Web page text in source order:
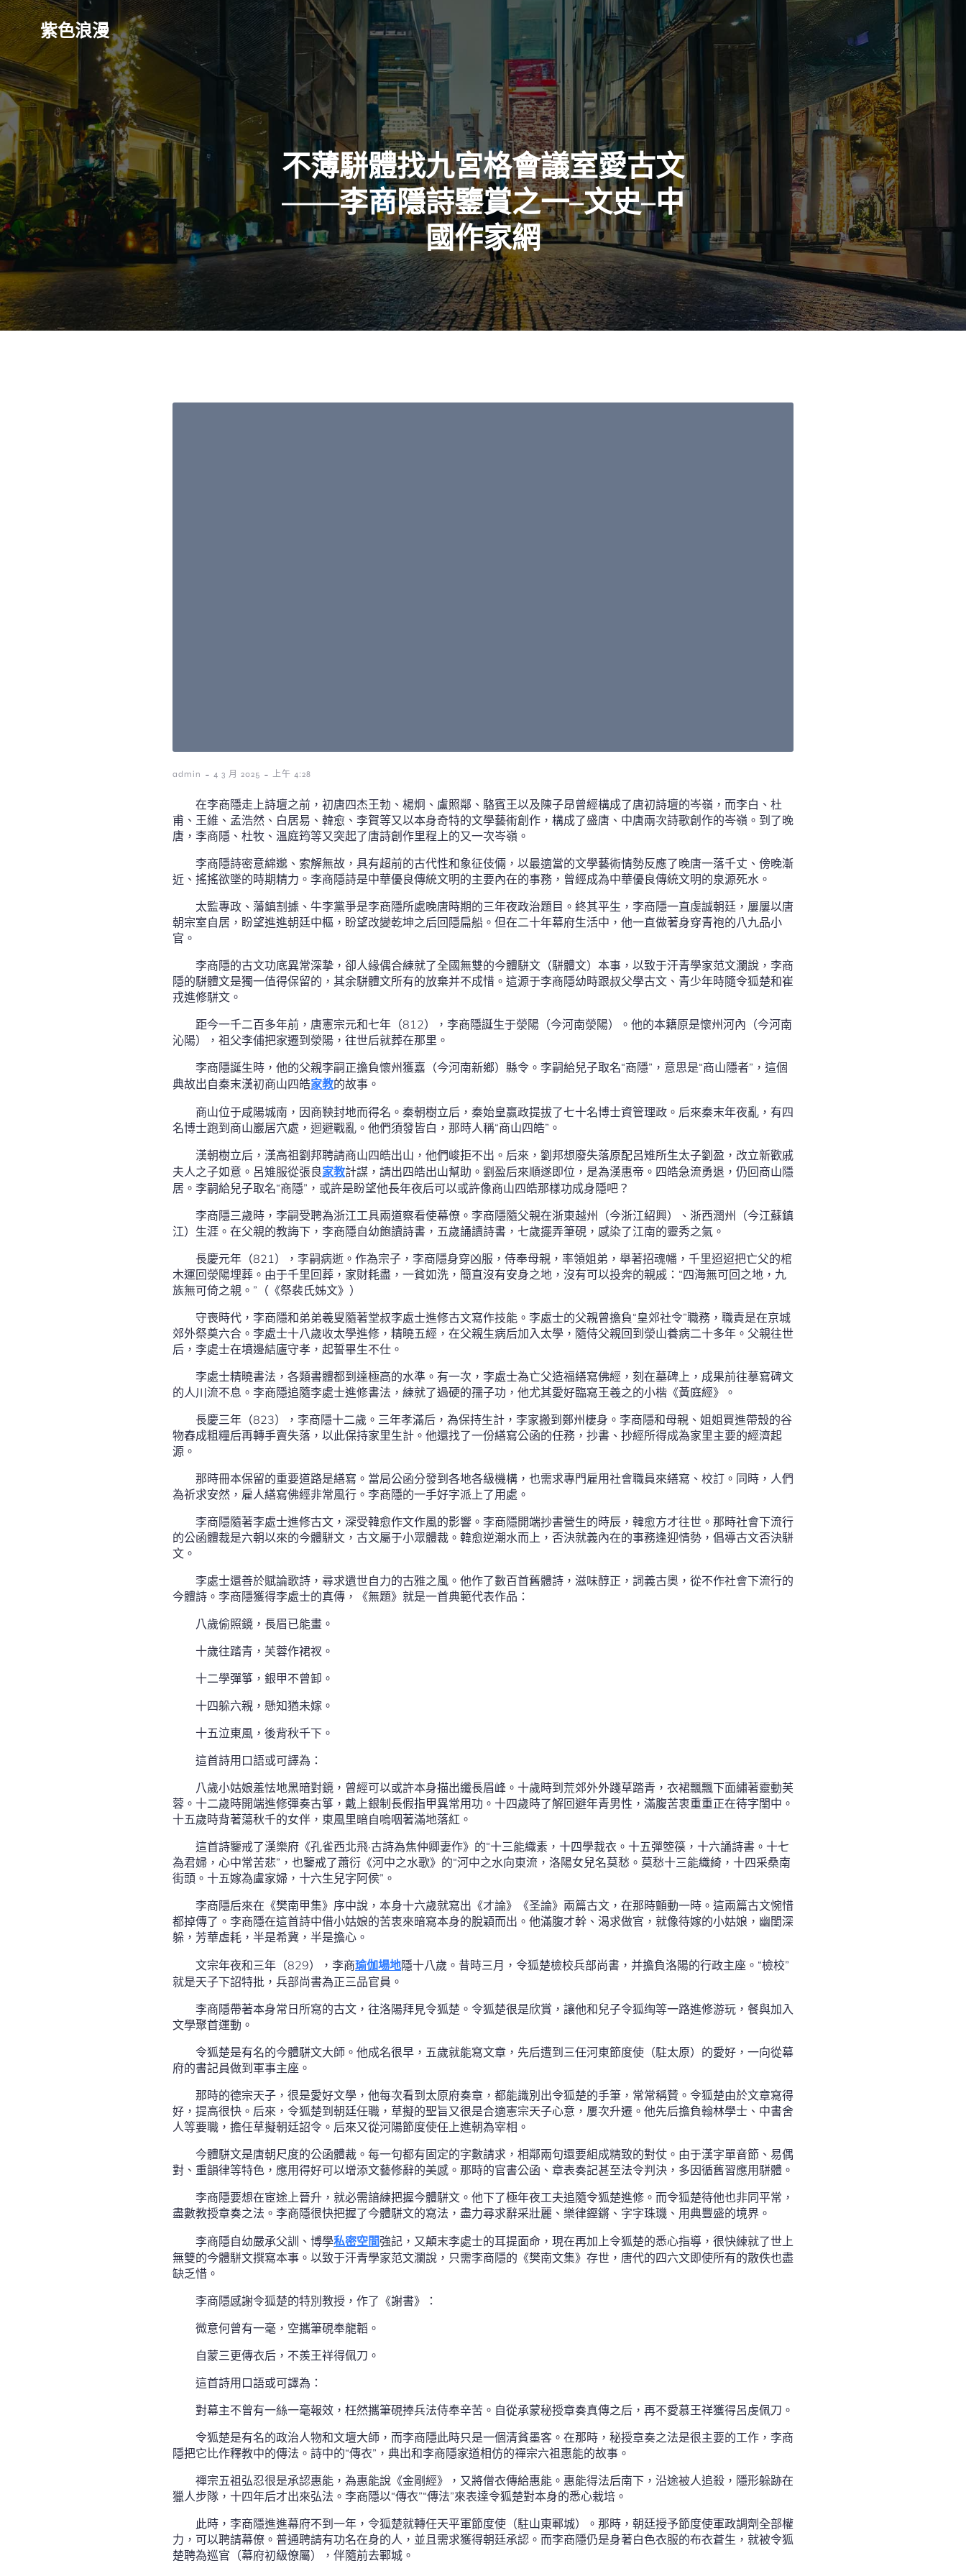
Skip
to
content
紫色浪漫
不薄駢體找九宮格會議室愛古文
——李商隱詩鑒賞之一–文史–中
國作家網
admin - 4 3 月 2025 - 上午 4:28
在李商隱走上詩壇之前，初唐四杰王勃、楊炯、盧照鄰、駱賓王以及陳子昂曾經構成了唐初詩壇的岑嶺，而李白、杜
甫、王維、孟浩然、白居易、韓愈、李賀等又以本身奇特的文學藝術創作，構成了盛唐、中唐兩次詩歌創作的岑嶺。到了晚
唐，李商隱、杜牧、溫庭筠等又突起了唐詩創作里程上的又一次岑嶺。
李商隱詩密意綿邈、索解無故，具有超前的古代性和象征伎倆，以最適當的文學藝術情勢反應了晚唐一落千丈、傍晚漸
近、搖搖欲墜的時期精力。李商隱詩是中華優良傳統文明的主要內在的事務，曾經成為中華優良傳統文明的泉源死水。
太監專政、藩鎮割據、牛李黨爭是李商隱所處晚唐時期的三年夜政治題目。終其平生，李商隱一直虔誠朝廷，屢屢以唐
朝宗室自居，盼望進進朝廷中樞，盼望改變乾坤之后回隱扁船。但在二十年幕府生活中，他一直做著身穿青袍的八九品小
官。
李商隱的古文功底異常深摯，卻人緣偶合練就了全國無雙的今體駢文（駢體文）本事，以致于汗青學家范文瀾說，李商
隱的駢體文是獨一值得保留的，其余駢體文所有的放棄并不成惜。這源于李商隱幼時跟叔父學古文、青少年時隨令狐楚和崔
戎進修駢文。
距今一千二百多年前，唐憲宗元和七年（812），李商隱誕生于滎陽（今河南滎陽）。他的本籍原是懷州河內（今河南
沁陽），祖父李俌把家遷到滎陽，往世后就葬在那里。
李商隱誕生時，他的父親李嗣正擔負懷州獲嘉（今河南新鄉）縣令。李嗣給兒子取名“商隱”，意思是“商山隱者”，這個
典故出自秦末漢初商山四皓家教的故事。
商山位于咸陽城南，因商鞅封地而得名。秦朝樹立后，秦始皇嬴政提拔了七十名博士資管理政。后來秦末年夜亂，有四
名博士跑到商山巖居穴處，迴避戰亂。他們須發皆白，那時人稱“商山四皓”。
漢朝樹立后，漢高祖劉邦聘請商山四皓出山，他們峻拒不出。后來，劉邦想廢失落原配呂雉所生太子劉盈，改立新歡戚
夫人之子如意。呂雉服從張良家教計謀，請出四皓出山幫助。劉盈后來順遂即位，是為漢惠帝。四皓急流勇退，仍回商山隱
居。李嗣給兒子取名“商隱”，或許是盼望他長年夜后可以或許像商山四皓那樣功成身隱吧？
李商隱三歲時，李嗣受聘為浙江工具兩道察看使幕僚。李商隱隨父親在浙東越州（今浙江紹興）、浙西潤州（今江蘇鎮
江）生涯。在父親的教誨下，李商隱自幼飽讀詩書，五歲誦讀詩書，七歲擺弄筆硯，感染了江南的靈秀之氣。
長慶元年（821），李嗣病逝。作為宗子，李商隱身穿凶服，侍奉母親，率領姐弟，舉著招魂幡，千里迢迢把亡父的棺
木運回滎陽埋葬。由于千里回葬，家財耗盡，一貧如洗，簡直沒有安身之地，沒有可以投奔的親戚：“四海無可回之地，九
族無可倚之親。”（《祭裴氏姊文》）
守喪時代，李商隱和弟弟羲叟隨著堂叔李處士進修古文寫作技能。李處士的父親曾擔負“皇郊社令”職務，職責是在京城
郊外祭奠六合。李處士十八歲收太學進修，精曉五經，在父親生病后加入太學，隨侍父親回到滎山養病二十多年。父親往世
后，李處士在墳邊結廬守孝，起誓畢生不仕。
李處士精曉書法，各類書體都到達極高的水準。有一次，李處士為亡父造福繕寫佛經，刻在墓碑上，成果前往摹寫碑文
的人川流不息。李商隱追隨李處士進修書法，練就了過硬的孺子功，他尤其愛好臨寫王羲之的小楷《黃庭經》。
長慶三年（823），李商隱十二歲。三年孝滿后，為保持生計，李家搬到鄭州棲身。李商隱和母親、姐姐買進帶殼的谷
物舂成粗糧后再轉手賣失落，以此保持家里生計。他還找了一份繕寫公函的任務，抄書、抄經所得成為家里主要的經濟起
源。
那時冊本保留的重要道路是繕寫。當局公函分發到各地各級機構，也需求專門雇用社會職員來繕寫、校訂。同時，人們
為祈求安然，雇人繕寫佛經非常風行。李商隱的一手好字派上了用處。
李商隱隨著李處士進修古文，深受韓愈作文作風的影響。李商隱開端抄書營生的時辰，韓愈方才往世。那時社會下流行
的公函體裁是六朝以來的今體駢文，古文屬于小眾體裁。韓愈逆潮水而上，否決就義內在的事務逢迎情勢，倡導古文否決駢
文。
李處士還善於賦論歌詩，尋求遺世自力的古雅之風。他作了數百首舊體詩，滋味醇正，詞義古奧，從不作社會下流行的
今體詩。李商隱獲得李處士的真傳，《無題》就是一首典範代表作品：
八歲偷照鏡，長眉已能畫。
十歲往踏青，芙蓉作裙衩。
十二學彈箏，銀甲不曾卸。
十四躲六親，懸知猶未嫁。
十五泣東風，後背秋千下。
這首詩用口語或可譯為：
八歲小姑娘羞怯地黑暗對鏡，曾經可以或許本身描出纖長眉峰。十歲時到荒郊外外踐草踏青，衣裙飄飄下面繡著靈動芙
蓉。十二歲時開端進修彈奏古箏，戴上銀制長假指甲異常用功。十四歲時了解回避年青男性，滿腹苦衷重重正在待字閨中。
十五歲時背著蕩秋千的女伴，東風里暗自嗚咽著滿地落紅。
這首詩鑒戒了漢樂府《孔雀西北飛·古詩為焦仲卿妻作》的“十三能織素，十四學裁衣。十五彈箜篌，十六誦詩書。十七
為君婦，心中常苦悲”，也鑒戒了蕭衍《河中之水歌》的“河中之水向東流，洛陽女兒名莫愁。莫愁十三能織綺，十四采桑南
街頭。十五嫁為盧家婦，十六生兒字阿侯”。
李商隱后來在《樊南甲集》序中說，本身十六歲就寫出《才論》《圣論》兩篇古文，在那時顫動一時。這兩篇古文惋惜
都掉傳了。李商隱在這首詩中借小姑娘的苦衷來暗寫本身的脫穎而出。他滿腹才幹、渴求做官，就像待嫁的小姑娘，幽閨深
躲，芳華虛耗，半是希冀，半是擔心。
文宗年夜和三年（829），李商瑜伽場地隱十八歲。昔時三月，令狐楚檢校兵部尚書，并擔負洛陽的行政主座。“檢校”
就是天子下詔特批，兵部尚書為正三品官員。
李商隱帶著本身常日所寫的古文，往洛陽拜見令狐楚。令狐楚很是欣賞，讓他和兒子令狐绹等一路進修游玩，餐與加入
文學聚首運動。
令狐楚是有名的今體駢文大師。他成名很早，五歲就能寫文章，先后遭到三任河東節度使（駐太原）的愛好，一向從幕
府的書記員做到軍事主座。
那時的德宗天子，很是愛好文學，他每次看到太原府奏章，都能識別出令狐楚的手筆，常常稱贊。令狐楚由於文章寫得
好，提高很快。后來，令狐楚到朝廷任職，草擬的聖旨又很是合適憲宗天子心意，屢次升遷。他先后擔負翰林學士、中書舍
人等要職，擔任草擬朝廷詔令。后來又從河陽節度使任上進朝為宰相。
今體駢文是唐朝尺度的公函體裁。每一句都有固定的字數請求，相鄰兩句還要組成精致的對仗。由于漢字單音節、易偶
對、重韻律等特色，應用得好可以增添文藝修辭的美感。那時的官書公函、章表奏記甚至法令判決，多因循舊習應用駢體。
李商隱要想在宦途上晉升，就必需諳練把握今體駢文。他下了極年夜工夫追隨令狐楚進修。而令狐楚待他也非同平常，
盡數教授章奏之法。李商隱很快把握了今體駢文的寫法，盡力尋求辭采壯麗、樂律鏗鏘、字字珠璣、用典豐盛的境界。
李商隱自幼嚴承父訓、博學私密空間強記，又顛末李處士的耳提面命，現在再加上令狐楚的悉心指導，很快練就了世上
無雙的今體駢文撰寫本事。以致于汗青學家范文瀾說，只需李商隱的《樊南文集》存世，唐代的四六文即使所有的散佚也盡
缺乏惜。
李商隱感謝令狐楚的特別教授，作了《謝書》：
微意何曾有一毫，空攜筆硯奉龍韜。
自蒙三更傳衣后，不羨王祥得佩刀。
這首詩用口語或可譯為：
對幕主不曾有一絲一毫報效，枉然攜筆硯捧兵法侍奉辛苦。自從承蒙秘授章奏真傳之后，再不愛慕王祥獲得呂虔佩刀。
令狐楚是有名的政治人物和文壇大師，而李商隱此時只是一個清貧墨客。在那時，秘授章奏之法是很主要的工作，李商
隱把它比作釋教中的傳法。詩中的“傳衣”，典出和李商隱家道相仿的禪宗六祖惠能的故事。
禪宗五祖弘忍很是承認惠能，為惠能說《金剛經》，又將僧衣傳給惠能。惠能得法后南下，沿途被人追殺，隱形躲跡在
獵人步隊，十四年后才出來弘法。李商隱以“傳衣”“傳法”來表達令狐楚對本身的悉心栽培。
此時，李商隱進進幕府不到一年，令狐楚就轉任天平軍節度使（駐山東鄆城）。那時，朝廷授予節度使軍政調劑全部權
力，可以聘請幕僚。普通聘請有功名在身的人，並且需求獲得朝廷承認。而李商隱仍是身著白色衣服的布衣蒼生，就被令狐
楚聘為巡官（幕府初級僚屬），伴隨前去鄆城。